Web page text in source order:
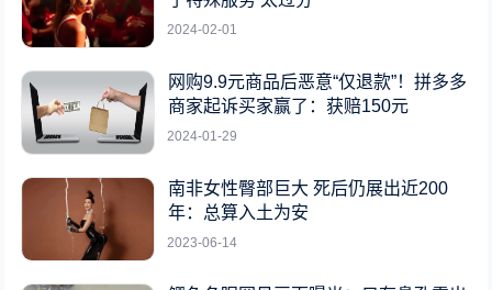
2024-02-01
网购9.9元商品后恶意“仅退款”！拼多多
商家起诉买家赢了：获赔150元
2024-01-29
南非女性臀部巨大 死后仍展出近200
年：总算入土为安
2023-06-14